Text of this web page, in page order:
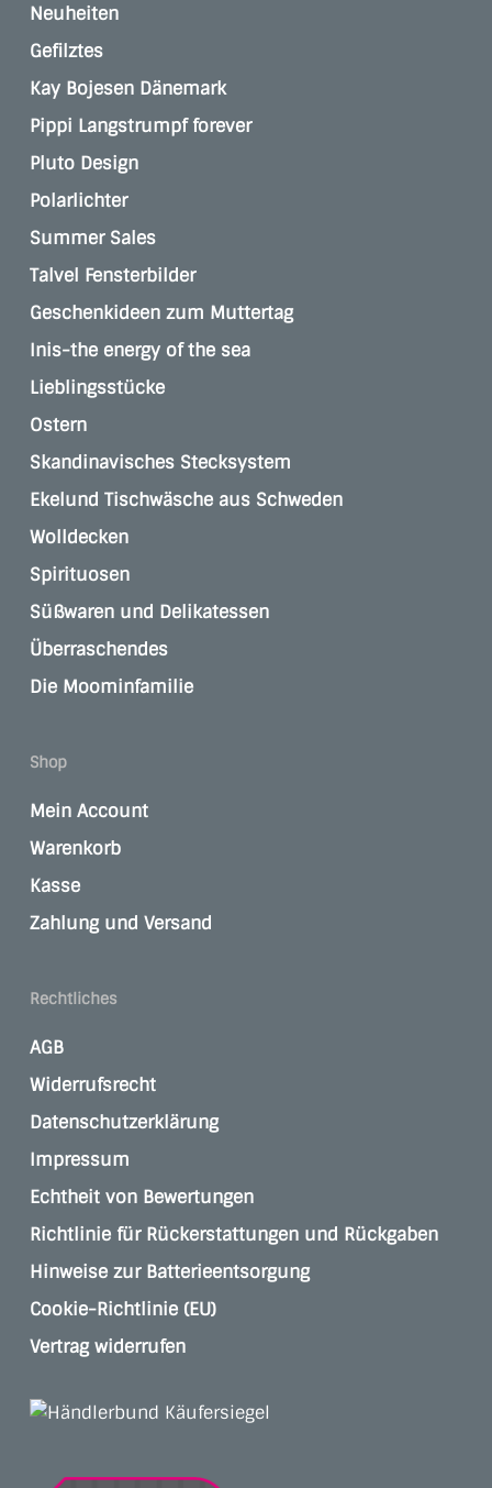
Neuheiten
Gefilztes
Kay Bojesen Dänemark
Pippi Langstrumpf forever
Pluto Design
Polarlichter
Summer Sales
Talvel Fensterbilder
Geschenkideen zum Muttertag
Inis-the energy of the sea
Lieblingsstücke
Ostern
Skandinavisches Stecksystem
Ekelund Tischwäsche aus Schweden
Wolldecken
Spirituosen
Süßwaren und Delikatessen
Überraschendes
Die Moominfamilie
Shop
Mein Account
Warenkorb
Kasse
Zahlung und Versand
Rechtliches
AGB
Widerrufsrecht
Datenschutzerklärung
Impressum
Echtheit von Bewertungen
Richtlinie für Rückerstattungen und Rückgaben
Hinweise zur Batterieentsorgung
Cookie-Richtlinie (EU)
Vertrag widerrufen